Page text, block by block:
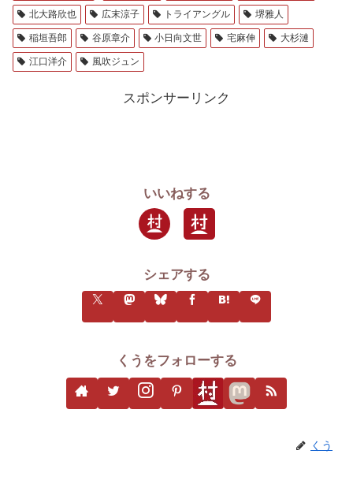
北大路欣也 広末涼子 トライアングル 堺雅人
稲垣吾郎 谷原章介 小日向文世 宅麻伸 大杉漣
江口洋介 風吹ジュン
スポンサーリンク
いいねする
シェアする
くうをフォローする
くう